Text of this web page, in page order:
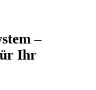
–
Ihr